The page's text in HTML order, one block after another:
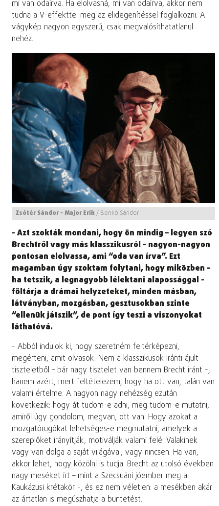
mi van odaírva. Ha elolvasná, mi van odaírva, akkor nem
tudna a V-effekttel meg az elidegenítéssel foglalkozni. A
vágykép nagyon egyszerű, csak megvalósíthatatlanul
nehéz.
Zsótér Sándor - Major Erik/ Benkő Sándor
- Azt szokták mondani, hogy ön mindig – legyen szó
Brechtről vagy más klasszikusról - nagyon-nagyon
pontosan elolvassa, ami “oda van írva”. Ezt
magamban úgy szoktam folytani, hogy miközben –
ha tetszik, a legnagyobb lélektani alapossággal -
föltárja a drámai helyzeteket, minden másban,
látványban, mozgásban, gesztusokban szinte
“ellenük játszik”, de pont így teszi a viszonyokat
láthatóvá.
- Abból indulok ki, hogy szeretném feltérképezni,
megérteni, amit olvasok. Nem a klasszikusok iránti ájult
tiszteletből – bár nagy tisztelet van bennem Brecht iránt -,
hanem azért, mert feltételezem, hogy ha ott van, talán van
valami értelme. A nagyon nagy nehézség ezután
következik: hogy át tudom-e adni, meg tudom-e mutatni,
amiről úgy gondolom, megvan, ott van. Hogy azokat a
mozgatórugókat lehetséges-e megmutatni, amelyek a
szereplőket irányítják, motiválják valami felé. Valakinek
vagy van dolga a saját világával, vagy nincsen. Ha van,
akkor lehet, hogy közölni is tudja. Brecht az utolsó években
nagy meséket írt – mint a Szecsuáni jóember meg a
Kaukázusi krétakör -, és ez nem véletlen: a mesékben akár
az ártatlan is megúszhatja a büntetést.